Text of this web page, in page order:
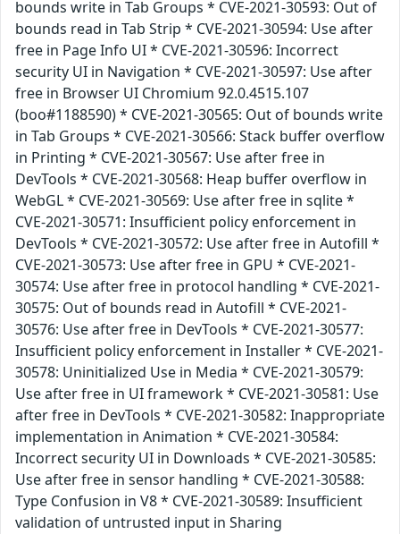
bounds write in Tab Groups * CVE-2021-30593: Out of
bounds read in Tab Strip * CVE-2021-30594: Use after
free in Page Info UI * CVE-2021-30596: Incorrect
security UI in Navigation * CVE-2021-30597: Use after
free in Browser UI Chromium 92.0.4515.107
(boo#1188590) * CVE-2021-30565: Out of bounds write
in Tab Groups * CVE-2021-30566: Stack buffer overflow
in Printing * CVE-2021-30567: Use after free in
DevTools * CVE-2021-30568: Heap buffer overflow in
WebGL * CVE-2021-30569: Use after free in sqlite *
CVE-2021-30571: Insufficient policy enforcement in
DevTools * CVE-2021-30572: Use after free in Autofill *
CVE-2021-30573: Use after free in GPU * CVE-2021-
30574: Use after free in protocol handling * CVE-2021-
30575: Out of bounds read in Autofill * CVE-2021-
30576: Use after free in DevTools * CVE-2021-30577:
Insufficient policy enforcement in Installer * CVE-2021-
30578: Uninitialized Use in Media * CVE-2021-30579:
Use after free in UI framework * CVE-2021-30581: Use
after free in DevTools * CVE-2021-30582: Inappropriate
implementation in Animation * CVE-2021-30584:
Incorrect security UI in Downloads * CVE-2021-30585:
Use after free in sensor handling * CVE-2021-30588:
Type Confusion in V8 * CVE-2021-30589: Insufficient
validation of untrusted input in Sharing